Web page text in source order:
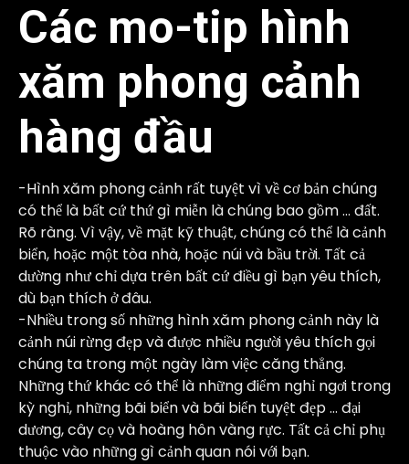
Các mo-tip hình
xăm phong cảnh
hàng đầu
-Hình xăm phong cảnh rất tuyệt vì về cơ bản chúng
có thể là bất cứ thứ gì miễn là chúng bao gồm … đất.
Rõ ràng. Vì vậy, về mặt kỹ thuật, chúng có thể là cảnh
biển, hoặc một tòa nhà, hoặc núi và bầu trời. Tất cả
dường như chỉ dựa trên bất cứ điều gì bạn yêu thích,
dù bạn thích ở đâu.
-Nhiều trong số những hình xăm phong cảnh này là
cảnh núi rừng đẹp và được nhiều người yêu thích gọi
chúng ta trong một ngày làm việc căng thẳng.
Những thứ khác có thể là những điểm nghỉ ngơi trong
kỳ nghỉ, những bãi biển và bãi biển tuyệt đẹp … đại
dương, cây cọ và hoàng hôn vàng rực. Tất cả chỉ phụ
thuộc vào những gì cảnh quan nói với bạn.